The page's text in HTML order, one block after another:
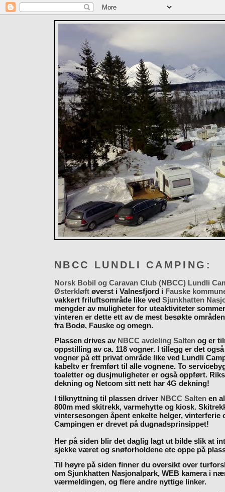
NBCC LUNDLI CAMPING:
Norsk Bobil og Caravan Club (NBCC) Lundli
Østerkløftøverst i Valnesfjord i Fauske
vakkert friluftsområde like ved Sjunkhatten
mengder av muligheter for uteaktiviteter
vinteren er dette ett av de mest besøkte
fra Bodø, Fauske og omegn.
Plassen drives av NBCC avdeling Saltenog er
oppstilling av ca. 118 vogner. I tillegg er det
vogner på ett privat område like ved Lundli
kabeltv er fremført til alle vognene. To
toaletter og dusjmuligheter er også oppført.
dekning og Netcom sitt nett har 4G dekning!
I tilknyttning til plassen driver NBCC Saltenen
800m med skitrekk, varmehytte og kiosk.
vintersesongen åpent enkelte helger, vinterferie
Campingen er drevet på dugnadsprinsippet!
Her på siden blir det daglig lagt ut bilde slik at
sjekke været og snøforholdene etc oppe på
Til høyre på siden finner du oversikt over
om Sjunkhatten Nasjonalpark, WEB kamera i
værmeldingen, og flere andre nyttige linker.